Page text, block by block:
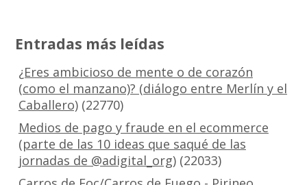
Entradas más leídas
¿Eres ambicioso de mente o de corazón
(como el manzano)? (diálogo entre Merlín y el
Caballero)(22770)
Medios de pago y fraude en el ecommerce
(parte de las 10 ideas que saqué de las
jornadas de @adigital_org)(22033)